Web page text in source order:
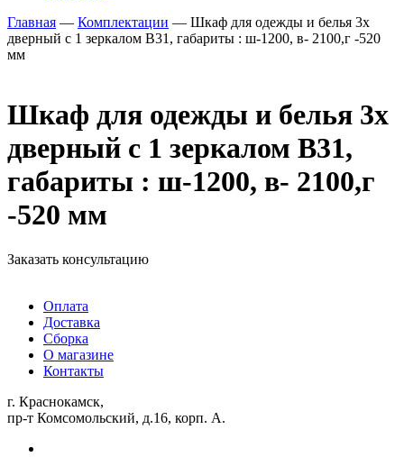
Главная — Комплектации — Шкаф для одежды и белья 3х
дверный с 1 зеркалом В31, габариты : ш-1200, в- 2100,г -520
мм
Шкаф для одежды и белья 3х
дверный с 1 зеркалом В31,
габариты : ш-1200, в- 2100,г
-520 мм
Заказать консультацию
Оплата
Доставка
Сборка
О магазине
Контакты
г. Краснокамск,
пр-т Комсомольский, д.16, корп. А.